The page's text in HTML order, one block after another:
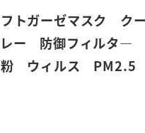
トガーゼマスク ク
ー 防御フィルタ―
ウィルス